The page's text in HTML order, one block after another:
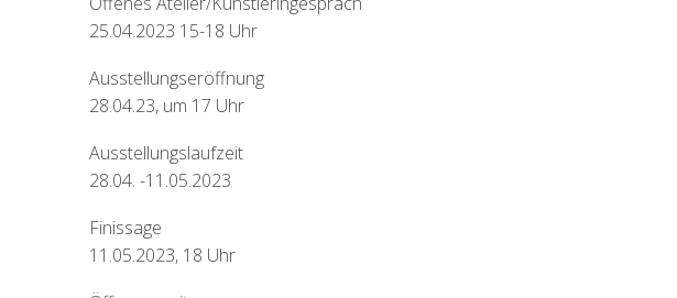
25.04.2023 15-18 Uhr
Ausstellungseröffnung
28.04.23, um 17 Uhr
Ausstellungslaufzeit
28.04. -11.05.2023
Finissage
11.05.2023, 18 Uhr